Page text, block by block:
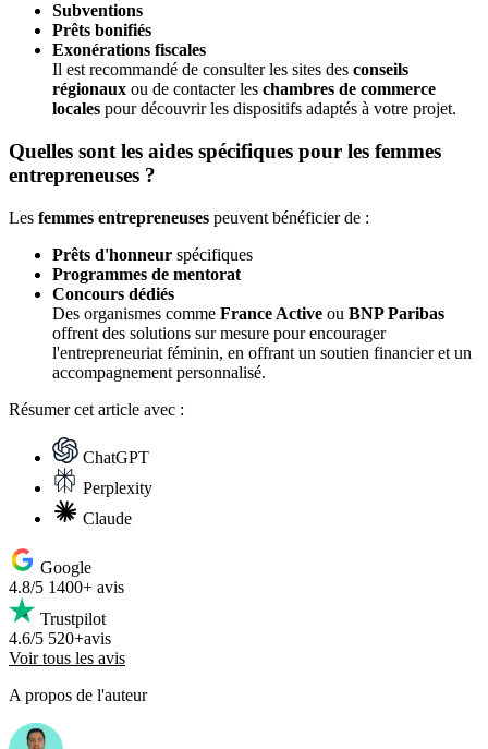
Subventions
Prêts bonifiés
Exonérations fiscales
Il est recommandé de consulter les sites des conseils
régionaux ou de contacter les chambres de commerce
locales pour découvrir les dispositifs adaptés à votre projet.
Quelles sont les aides spécifiques pour les femmes
entrepreneuses ?
Les femmes entrepreneuses peuvent bénéficier de :
Prêts d'honneur spécifiques
Programmes de mentorat
Concours dédiés
Des organismes comme France Active ou BNP Paribas
offrent des solutions sur mesure pour encourager
l'entrepreneuriat féminin, en offrant un soutien financier et un
accompagnement personnalisé.
Résumercet article avec :
ChatGPT
Perplexity
Claude
Google
4.8/5 1400+ avis
Trustpilot
4.6/5 520+avis
Voir tous les avis
A propos de l'auteur